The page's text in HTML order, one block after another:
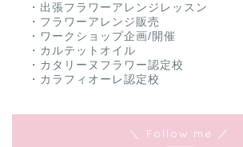
・出張フラワーアレンジレッスン
・フラワーアレンジ販売
・ワークショップ企画/開催
・カルテットオイル
・カタリーヌフラワー認定校
・カラフィオーレ認定校
＼ Follow me ／